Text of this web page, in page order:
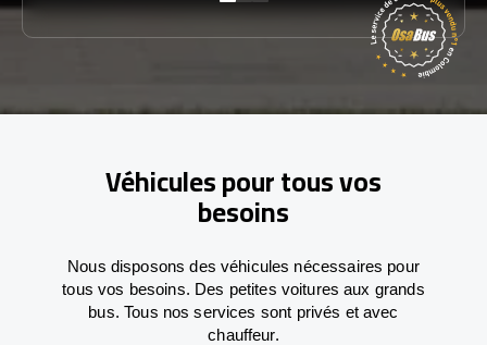
Véhicules pour tous vos
besoins
Nous disposons des véhicules nécessaires pour
tous vos besoins. Des petites voitures aux grands
bus. Tous nos services sont privés et avec
chauffeur.